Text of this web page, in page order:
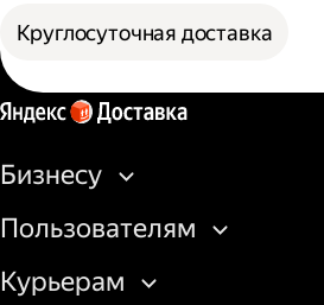
Круглосуточная доставка
Бизнесу
Пользователям
Курьерам